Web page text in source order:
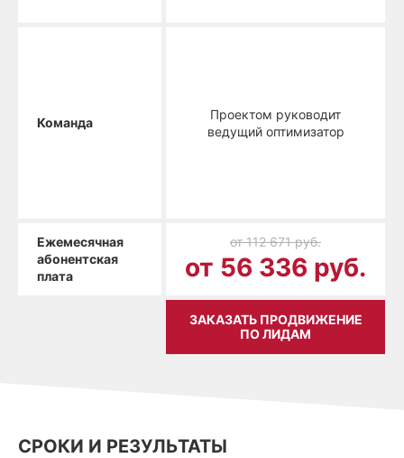
Команда
Проектом руководит
ведущий оптимизатор
Ежемесячная
абонентская
плата
от 112 671 руб.
от 56 336 руб.
ЗАКАЗАТЬ ПРОДВИЖЕНИЕ
ПО ЛИДАМ
СРОКИ И РЕЗУЛЬТАТЫ